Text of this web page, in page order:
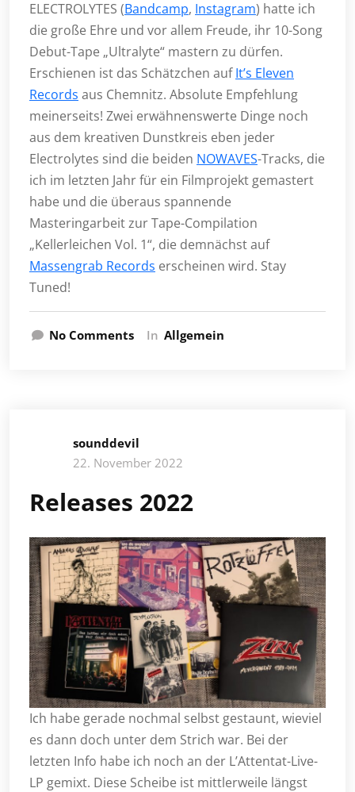
ELECTROLYTES (Bandcamp, Instagram) hatte ich
die große Ehre und vor allem Freude, ihr 10-Song
Debut-Tape „Ultralyte“ mastern zu dürfen.
Erschienen ist das Schätzchen aufIt’s Eleven
Records aus Chemnitz. Absolute Empfehlung
meinerseits! Zwei erwähnenswerte Dinge noch
aus dem kreativen Dunstkreis eben jeder
Electrolytes sind die beiden NOWAVES-Tracks, die
ich im letzten Jahr für ein Filmprojekt gemastert
habe und die überaus spannende
Masteringarbeit zur Tape-Compilation
„Kellerleichen Vol. 1“, die demnächst auf
Massengrab Records erscheinen wird. Stay
Tuned!
No Comments In Allgemein
sounddevil
22. November 2022
Releases 2022
Ich habe gerade nochmal selbst gestaunt, wieviel
es dann doch unter dem Strich war. Bei der
letzten Info habe ich noch an der L’Attentat-Live-
LP gemixt. Diese Scheibe ist mittlerweile längst